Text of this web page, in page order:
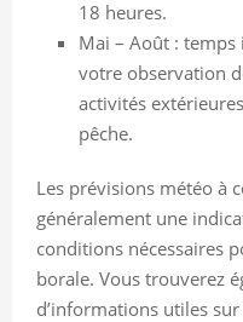
18 heures.
Mai – Août :
votre observation
activités
pêche.
Les prévisions météo à
généralement une
conditions nécessaires
borale. Vous trouverez
d’informations utiles